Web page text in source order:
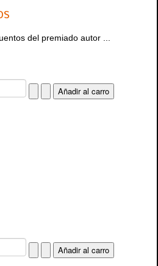
del premiado autor ...